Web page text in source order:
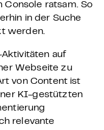
Console ratsam. So
in der Suche
werden.
Aktivitäten auf
Webseite zu
von Content ist
KI-gestützten
relevante